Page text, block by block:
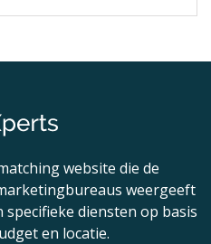
website die de
weergeeft
diensten op basis
en locatie.